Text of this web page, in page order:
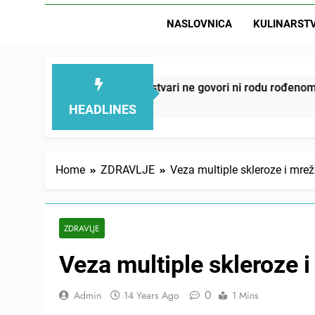
NASLOVNICA
HEADLINES
– ove 4 stvari ne govori ni rodu rođenom
Home ZDRAVLJE Veza multiple skleroze i
ZDRAVLJE
Veza multiple skleroze
Admin 14 Years Ago 0 1 Mins